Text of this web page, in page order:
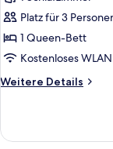
Suite,
1
Queen-
anzeigen
Platz für 3
1 Queen-Bett
Kostenloses WLAN
Weitere Details
Weitere
Suite,